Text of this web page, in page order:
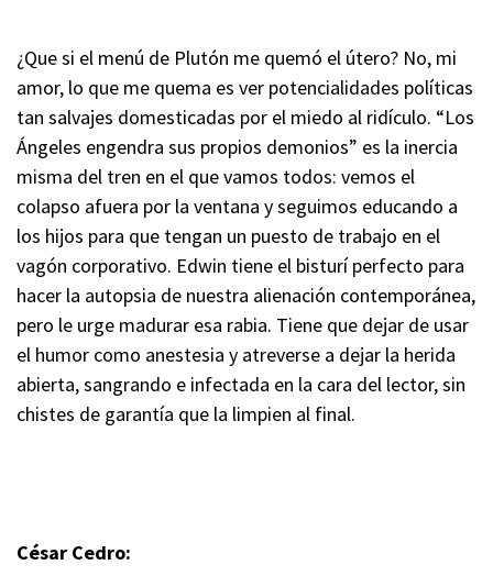
¿Que si el menú de Plutón me quemó el útero? No, mi
amor, lo que me quema es ver potencialidades políticas
tan salvajes domesticadas por el miedo al ridículo. “Los
Ángeles engendra sus propios demonios” es la inercia
misma del tren en el que vamos todos: vemos el
colapso afuera por la ventana y seguimos educando a
los hijos para que tengan un puesto de trabajo en el
vagón corporativo. Edwin tiene el bisturí perfecto para
hacer la autopsia de nuestra alienación contemporánea,
pero le urge madurar esa rabia. Tiene que dejar de usar
el humor como anestesia y atreverse a dejar la herida
abierta, sangrando e infectada en la cara del lector, sin
chistes de garantía que la limpien al final.
César Cedro: